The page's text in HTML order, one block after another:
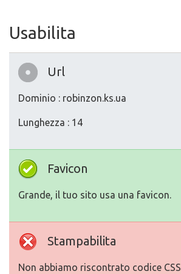
Usabilita
Url
Dominio : robinzon.ks.ua
Lunghezza : 14
Favicon
Grande, il tuo sito usa una favicon.
Stampabilita
Non abbiamo riscontrato codice